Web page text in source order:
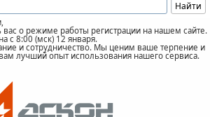
о режиме работы регистрации на нашем сайте.
с 8:00 (мск) 12 января.
и сотрудничество. Мы ценим ваше терпение и
лучший опыт использования нашего сервиса.